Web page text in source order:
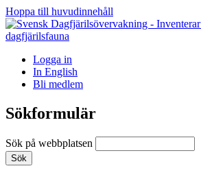
Hoppa till huvudinnehåll
Logga in
In English
Bli medlem
Sökformulär
Sök på webbplatsen